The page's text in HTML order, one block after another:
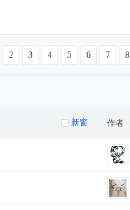
2 3 4 5 6 7 8
新窗 作者